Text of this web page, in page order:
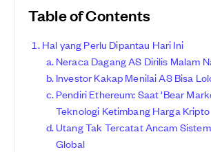
Table of Contents
Hal yang Perlu Dipantau Hari Ini
Neraca Dagang AS Dirilis Malam
Investor Kakap Menilai AS Bisa
Pendiri Ethereum: Saat 'Bear
Teknologi Ketimbang Harga Kripto
Utang Tak Tercatat Ancam
Global